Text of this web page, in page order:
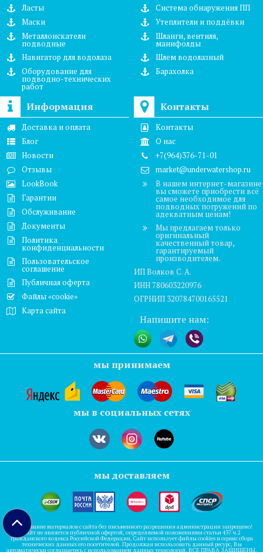
Ласты
Маски
Металлоискатели
подводные
Навигатор для водолаза
Оборудование для
подводно-технических
работ
Система обнаружения ПП
Утеплители и поддёвки
Шланги, вентиля,
манифолды
Шлем водолазный
Барахолка
Информация
Доставка и оплата
Блог
Новости
Отзывы
LookBook
Гарантии
Обслуживание
Документы
Политика
конфиденциальности
Пользовательское
соглашение
Публичная оферта
Файлы «cookie»
Карта сайта
Контакты
Контакты
О нас
+7(964)376-71-01
market@underwatershop.ru
В нашем интернет-магазине
вы сможете приобрести всё
самое необходимое для
подводных погружений по
адекватным ценам!
Мы предлагаем только
оригинальный
качественный товар,
гарантируемый
производителем.
ИП Волков С. А.
ИНН 780603220976
ОГРНИП 320784700165521
Напишите нам:
мы принимаем
мы в социальных сетях
мы доставляем
Копирование материалов с сайта без письменного разрешения администрации запрещено!
Сайт не является публичной офертой, определяемой положениями статьи 437 ч.2
гражданского кодекса Российской Федерации. Сайт использует файлы cookies и сервис сбора
технических данных его посетителей. Продолжая использовать данный ресурс, Вы
автоматически соглашаетесь с использованием данных технологий. ВСЕ ПРАВА ЗАЩИЩЕНЫ.